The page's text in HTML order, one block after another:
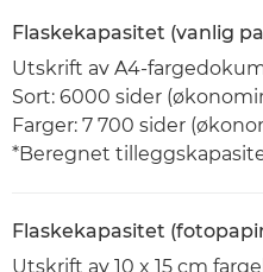
Flaskekapasitet (vanlig
Utskrift av A4-
Sort: 6000 sider
Farger: 7 700 sider
*Beregnet
Flaskekapasitet
Utskrift av 10 x 15 cm